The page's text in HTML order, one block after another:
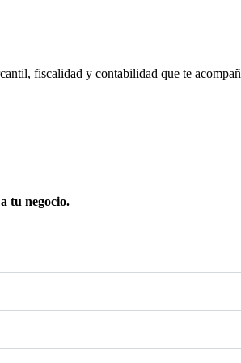
fiscalidad y contabilidad que te
tu negocio.